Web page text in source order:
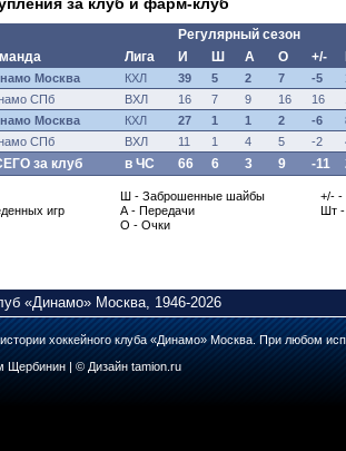
Регулярный сезон
Лига И Ш А О +/-
Москва КХЛ 39 5 2 7 -5
СПб ВХЛ 16 7 9 16 16
Москва КХЛ 27 1 1 2 -6
СПб ВХЛ 11 1 4 5 -2
за клуб в ЧС 66 6 3 9 -11
игр
Ш - Заброшенные шайбы
А - Передачи
О - Очки
+/-
Шт -
«Динамо» Москва, 1946-2026
хоккейного клуба «Динамо» Москва. При любом
Щербинин | © Дизайн tamion.ru